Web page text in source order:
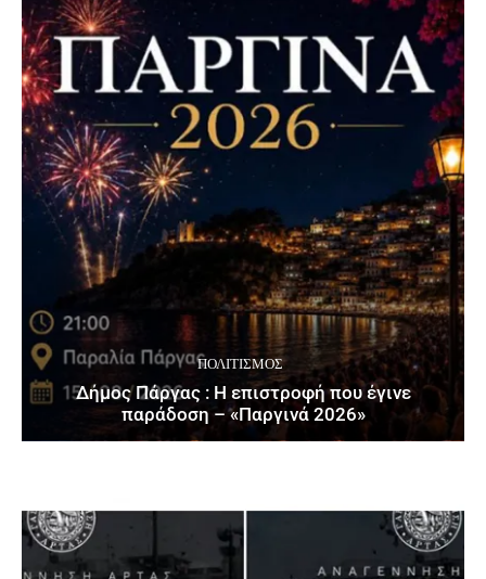
ΠΟΛΙΤΙΣΜΌΣ
Δήμος Πάργας : Η επιστροφή που έγινε
παράδοση – «Παργινά 2026»